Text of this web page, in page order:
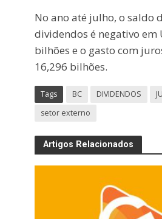
No ano até julho, o saldo
dividendos é negativo em
bilhões e o gasto com
16,296 bilhões.
Tags BC DIVIDENDOS
setor externo
Artigos Relacionados